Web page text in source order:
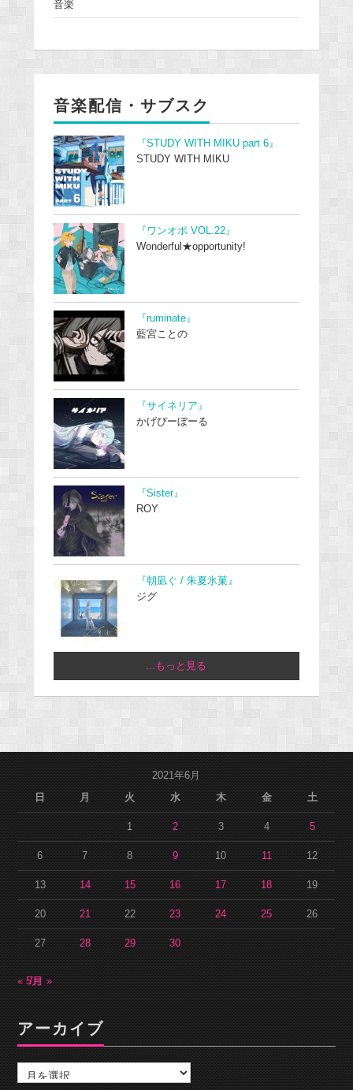
音楽
音楽配信・サブスク
『STUDY WITH MIKU part 6』
STUDY WITH MIKU
『ワンオポ VOL.22』
Wonderful★opportunity!
『ruminate』
藍宮ことの
『サイネリア』
かげぴーぼーる
『Sister』
ROY
『朝凪ぐ / 朱夏氷菓』
ジグ
...もっと見る
2021年6月
日
月 火 水 木 金 土
1 2 3 4 5
6 7 8 9 10 11 12
13 14 15 16 17 18 19
20 21 22 23 24 25 26
27 28 29 30
« 5月7月 »
アーカイブ
カ